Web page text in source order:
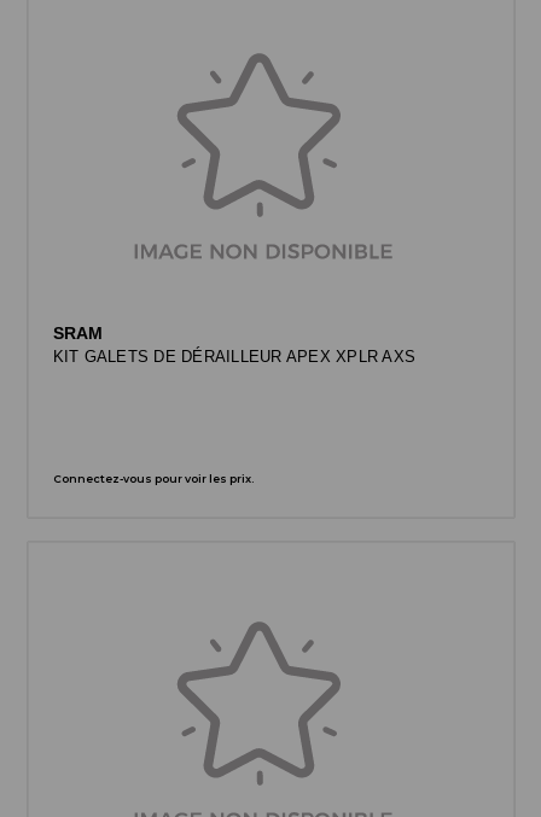
SRAM
KIT GALETS DE DÉRAILLEUR APEX XPLR AXS
Connectez-vous pour voir les prix.